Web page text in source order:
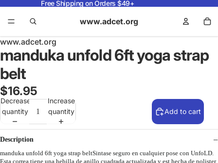
Free Shipping on Orders $49+
www.adcet.org
www.adcet.org
manduka unfold 6ft yoga strap
belt
$16.95
Decrease
quantity
Increase
quantity
Add to cart
Description
manduka unfold 6ft yoga strap beltSintase seguro en cualquier pose con UnfoLD.
Esta correa tiene una hebilla de anillo cuadrada actualizada y est hecha de polister